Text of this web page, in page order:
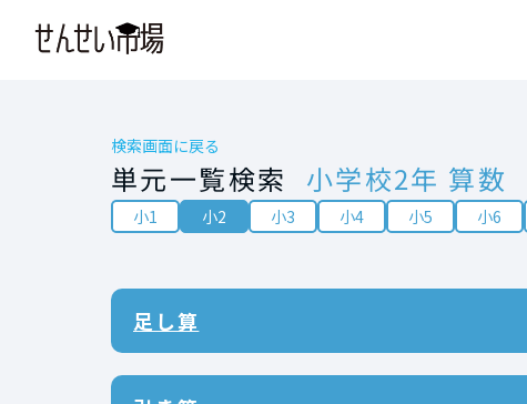
検索画面に戻る
単元一覧検索 小学校2年 算数
小1 小2 小3 小4 小5 小6
足し算